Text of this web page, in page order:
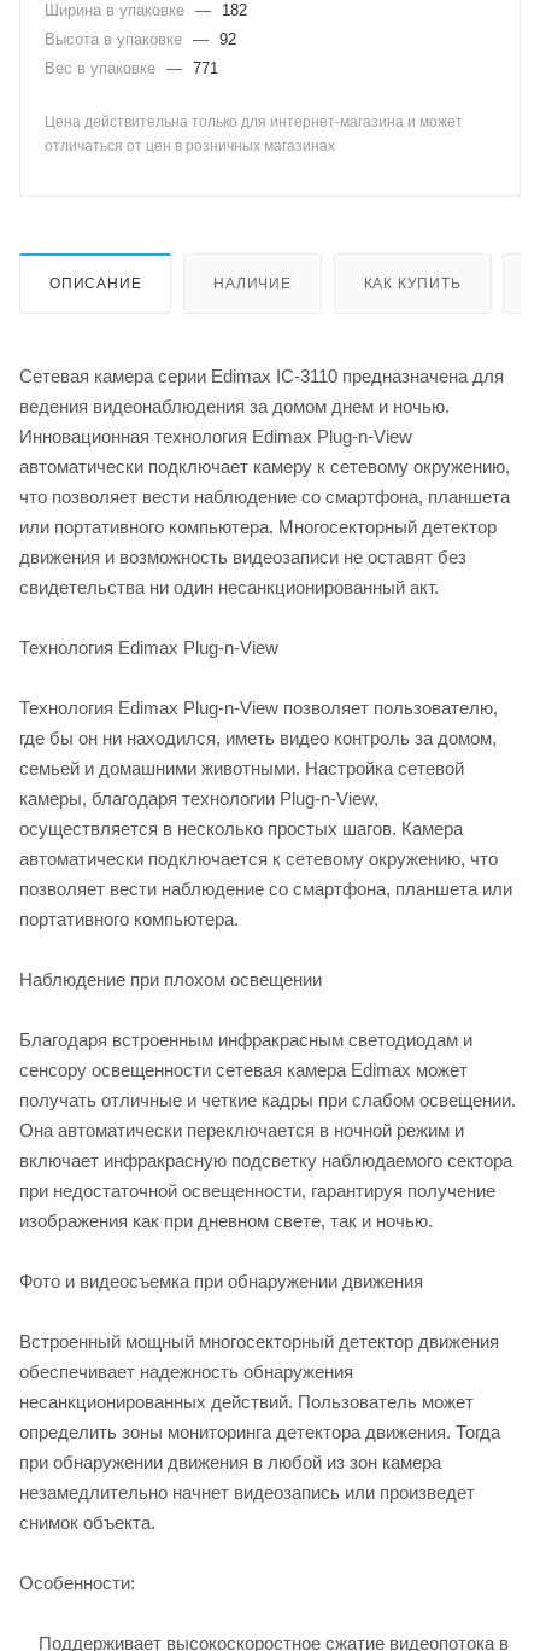
Ширина в упаковке —
182
Высота в упаковке — 92
Вес в упаковке — 771
Цена действительна только для интернет-магазина и может
отличаться от цен в розничных магазинах
ОПИСАНИЕ НАЛИЧИЕ КАК КУПИТЬ
Сетевая камера серии Edimax IC-3110 предназначена для
ведения видеонаблюдения за домом днем и ночью.
Инновационная технология Edimax Plug-n-View
автоматически подключает камеру к сетевому окружению,
что позволяет вести наблюдение со смартфона, планшета
или портативного компьютера. Многосекторный детектор
движения и возможность видеозаписи не оставят без
свидетельства ни один несанкционированный акт.
Технология Edimax Plug-n-View
Технология Edimax Plug-n-View позволяет пользователю,
где бы он ни находился, иметь видео контроль за домом,
семьей и домашними животными. Настройка сетевой
камеры, благодаря технологии Plug-n-View,
осуществляется в несколько простых шагов. Камера
автоматически подключается к сетевому окружению, что
позволяет вести наблюдение со смартфона, планшета или
портативного компьютера.
Наблюдение при плохом освещении
Благодаря встроенным инфракрасным светодиодам и
сенсору освещенности сетевая камера Edimax может
получать отличные и четкие кадры при слабом освещении.
Она автоматически переключается в ночной режим и
включает инфракрасную подсветку наблюдаемого сектора
при недостаточной освещенности, гарантируя получение
изображения как при дневном свете, так и ночью.
Фото и видеосъемка при обнаружении движения
Встроенный мощный многосекторный детектор движения
обеспечивает надежность обнаружения
несанкционированных действий. Пользователь может
определить зоны мониторинга детектора движения. Тогда
при обнаружении движения в любой из зон камера
незамедлительно начнет видеозапись или произведет
снимок объекта.
Особенности:
Поддерживает высокоскоростное сжатие видеопотока в